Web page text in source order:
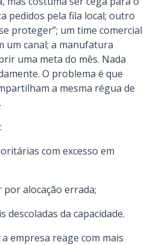
pedidos pela fila local; outro
proteger”; um time comercial
um canal; a manufatura
uma meta do mês. Nada
O problema é que
a mesma régua de
com excesso em
alocação errada;
descoladas da capacidade.
empresa reage com mais